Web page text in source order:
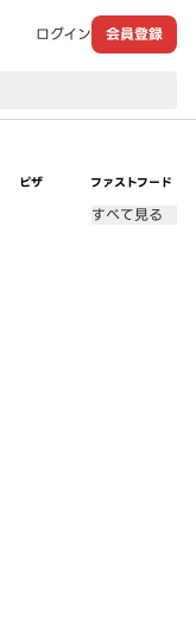
ログイン 会員登録
ピザ ファストフード
すべて見る